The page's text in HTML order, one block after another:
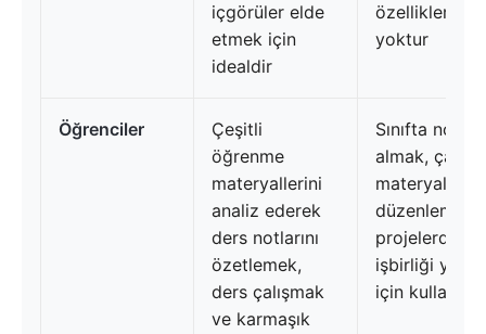
içgörüler elde
etmek için
idealdir
özellikleri
yoktur
Öğrenciler
Çeşitli
öğrenme
materyallerini
analiz ederek
ders notlarını
özetlemek,
ders çalışmak
ve karmaşık
Sınıfta not
almak,
materyallerini
düzenlemek
projelerde
işbirliği
için